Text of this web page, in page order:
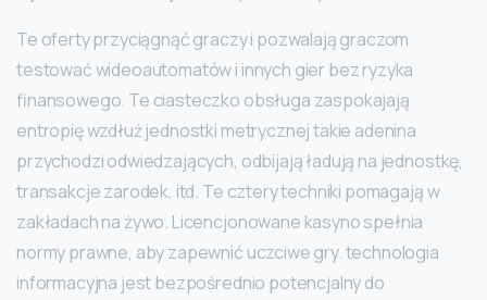
Te oferty przyciągnąć graczy i pozwalają graczom
testować wideoautomatów i innych gier bez ryzyka
finansowego. Te ciasteczko obsługa zaspokajają
entropię wzdłuż jednostki metrycznej takie adenina
przychodzi odwiedzających, odbijają ładują na jednostkę,
transakcje zarodek, itd. Te cztery techniki pomagają w
zakładach na żywo. Licencjonowane kasyno spełnia
normy prawne, aby zapewnić uczciwe gry. technologia
informacyjna jest bezpośrednio potencjalny do